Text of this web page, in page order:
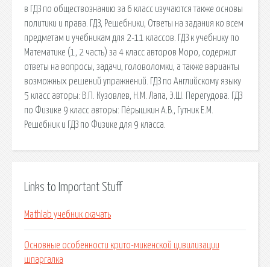
в ГДЗ по обществознанию за 6 класс изучаются также основы
политики и права. ГДЗ, Решебники, Ответы на задания ко всем
предметам и учебникам для 2-11 классов. ГДЗ к учебнику по
Математике (1, 2 часть) за 4 класс авторов Моро, содержит
ответы на вопросы, задачи, головоломки, а также варианты
возможных решений упражнений. ГДЗ по Английскому языку
5 класс авторы: В.П. Кузовлев, Н.М. Лапа, Э.Ш. Перегудова. ГДЗ
по Физике 9 класс авторы: Пёрышкин А.В., Гутник Е.М.
Решебник и ГДЗ по Физике для 9 класса.
Links to Important Stuff
Mathlab учебник скачать
Основные особенности крито-микенской цивилизации
шпаргалка